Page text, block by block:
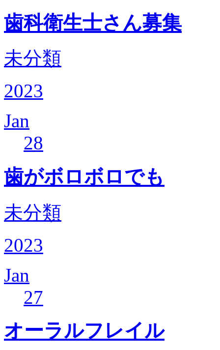
歯科衛生士さん募集
未分類
2023
Jan
28
歯がボロボロでも
未分類
2023
Jan
27
オーラルフレイル